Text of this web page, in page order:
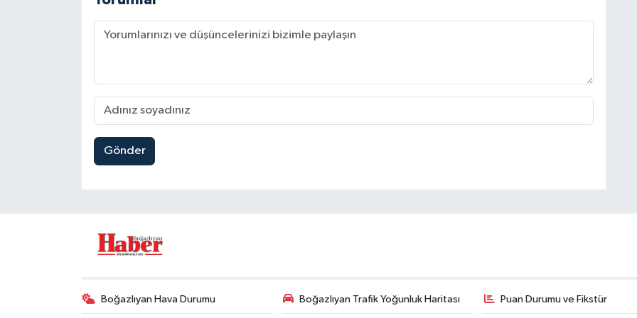
Gönder
Boğazlıyan Hava Durumu Boğazlıyan Trafik Yoğunluk Haritası Puan Durumu ve Fikstür